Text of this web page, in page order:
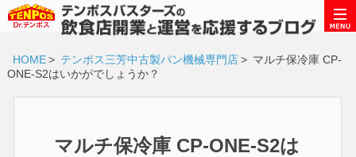
HOME> テンポス三芳中古製パン機械専門店> マルチ保冷庫 CP-
ONE-S2はいかがでしょうか？
マルチ保冷庫 CP-ONE-S2は